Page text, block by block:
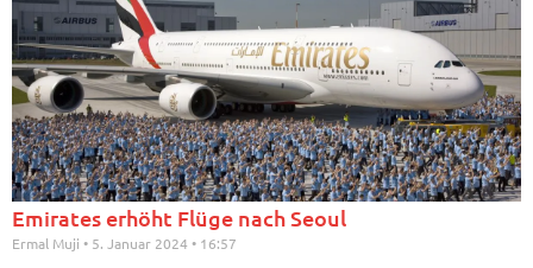
Emirates erhöht Flüge nach Seoul
Ermal Muji 5. Januar 2024 16:57